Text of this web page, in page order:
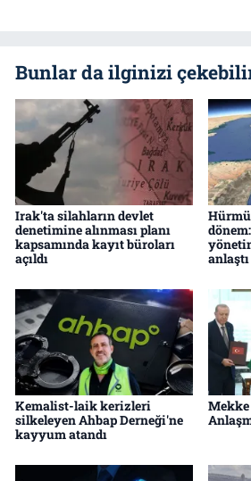
Bunlar da ilginizi
Irak'ta silahların devlet
denetimine alınması planı
kapsamında kayıt büroları
açıldı
anlaştı
Kemalist-laik kerizleri
silkeleyen Ahbap Derneği'ne
kayyum atandı